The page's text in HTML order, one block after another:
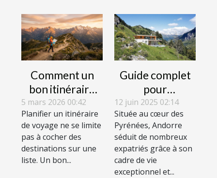
Comment un
bon itinéraire
transforme
votre
perception des
voyages ?
5 mars 2026 00:42
Planifier un itinéraire
de voyage ne se limite
pas à cocher des
destinations sur une
liste. Un bon...
Guide complet
pour
comprendre les
résidences
actives et
passives en
Andorre
12 juin 2025 02:14
Située au cœur des
Pyrénées, Andorre
séduit de nombreux
expatriés grâce à son
cadre de vie
exceptionnel et...